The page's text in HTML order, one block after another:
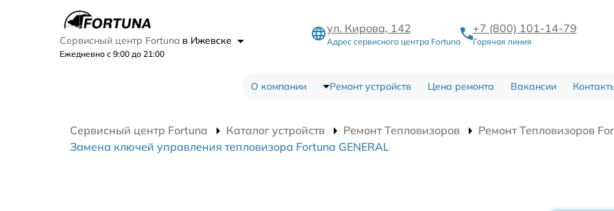
Сервисный центр Fortuna в Ижевске
Ежедневно с 9:00 до 21:00
ул. Кирова, 142
Адрес сервисного центра Fortuna
+7 (800) 101-14-79
Горячая линия
О компании Ремонт устройств Цена ремонта Вакансии
Сервисный центр Fortuna Каталог устройств Ремонт Тепловизоров
Ремонт Тепловизоров
Замена ключей управления тепловизора Fortuna GENERAL